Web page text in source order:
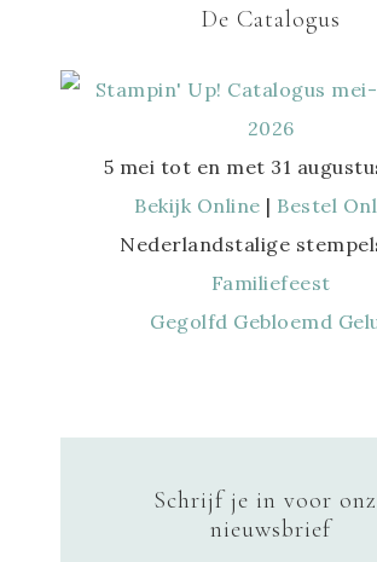
De Catalogus
5 mei tot en met 31
Bekijk Online | Bestel
Nederlandstalige
Familiefeest
Gegolfd Gebloemd
Schrijf je in voor
nieuwsbrief